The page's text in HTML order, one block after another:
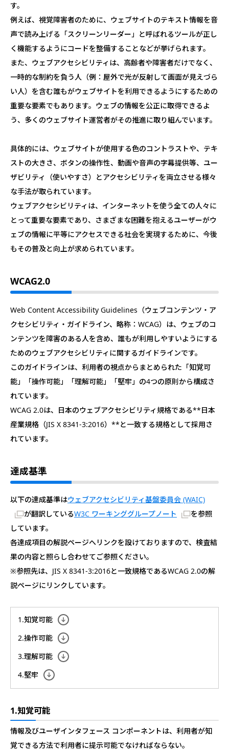
す。
例えば、視覚障害者のために、ウェブサイトのテキスト情報を音
声で読み上げる「スクリーンリーダー」と呼ばれるツールが正し
く機能するようにコードを整備することなどが挙げられます。
また、ウェブアクセシビリティは、高齢者や障害者だけでなく、
一時的な制約を負う人（例：屋外で光が反射して画面が見えづら
い人）を含む誰もがウェブサイトを利用できるようにするための
重要な要素でもあります。ウェブの情報を公正に取得できるよ
う、多くのウェブサイト運営者がその推進に取り組んでいます。
具体的には、ウェブサイトが使用する色のコントラストや、テキ
ストの大きさ、ボタンの操作性、動画や音声の字幕提供等、ユー
ザビリティ（使いやすさ）とアクセシビリティを両立させる様々
な手法が取られています。
ウェブアクセシビリティは、インターネットを使う全ての人々に
とって重要な要素であり、さまざまな困難を抱えるユーザーがウ
ェブの情報に平等にアクセスできる社会を実現するために、今後
もその普及と向上が求められています。
WCAG2.0
Web Content Accessibility Guidelines（ウェブコンテンツ・ア
クセシビリティ・ガイドライン、略称：WCAG）は、ウェブのコ
ンテンツを障害のある人を含め、誰もが利用しやすいようにする
ためのウェブアクセシビリティに関するガイドラインです。
このガイドラインは、利用者の視点からまとめられた「知覚可
能」「操作可能」「理解可能」「堅牢」の4つの原則から構成さ
れています。
WCAG 2.0は、日本のウェブアクセシビリティ規格である**日本
産業規格（JIS X 8341-3:2016）**と一致する規格として採用さ
れています。
達成基準
以下の達成基準はウェブアクセシビリティ基盤委員会 (WAIC)
が翻訳しているW3C ワーキンググループノート
を参照
しています。
各達成項目の解説ページへリンクを設けておりますので、検査結
果の内容と照らし合わせてご参照ください。
※参照先は、JIS X 8341-3:2016と一致規格であるWCAG 2.0の解
説ページにリンクしています。
1.知覚可能
2.操作可能
3.理解可能
4.堅牢
1.知覚可能
情報及びユーザインタフェース コンポーネントは、利用者が知
覚できる方法で利用者に提示可能でなければならない。